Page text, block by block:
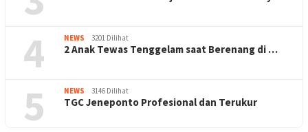
4 NEWS 3201 Dilihat
2 Anak Tewas Tenggelam saat Berenang di …
5 NEWS 3146 Dilihat
TGC Jeneponto Profesional dan Terukur